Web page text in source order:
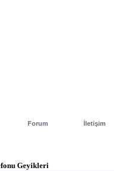
Forum İletişim
Geyikleri